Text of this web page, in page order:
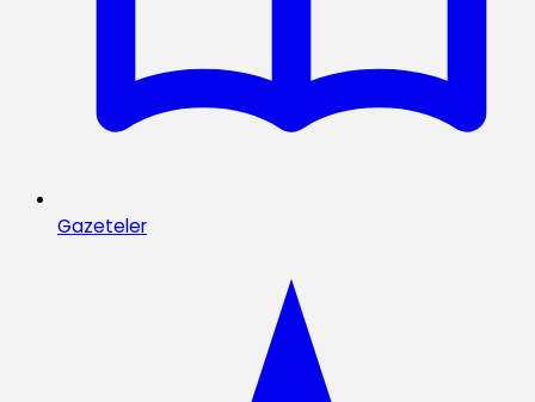
Gazeteler